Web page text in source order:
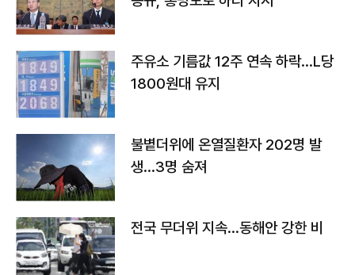
주유소 기름값 12주 연속 하락…L당
1800원대 유지
불볕더위에 온열질환자 202명 발
생…3명 숨져
전국 무더위 지속…동해안 강한 비